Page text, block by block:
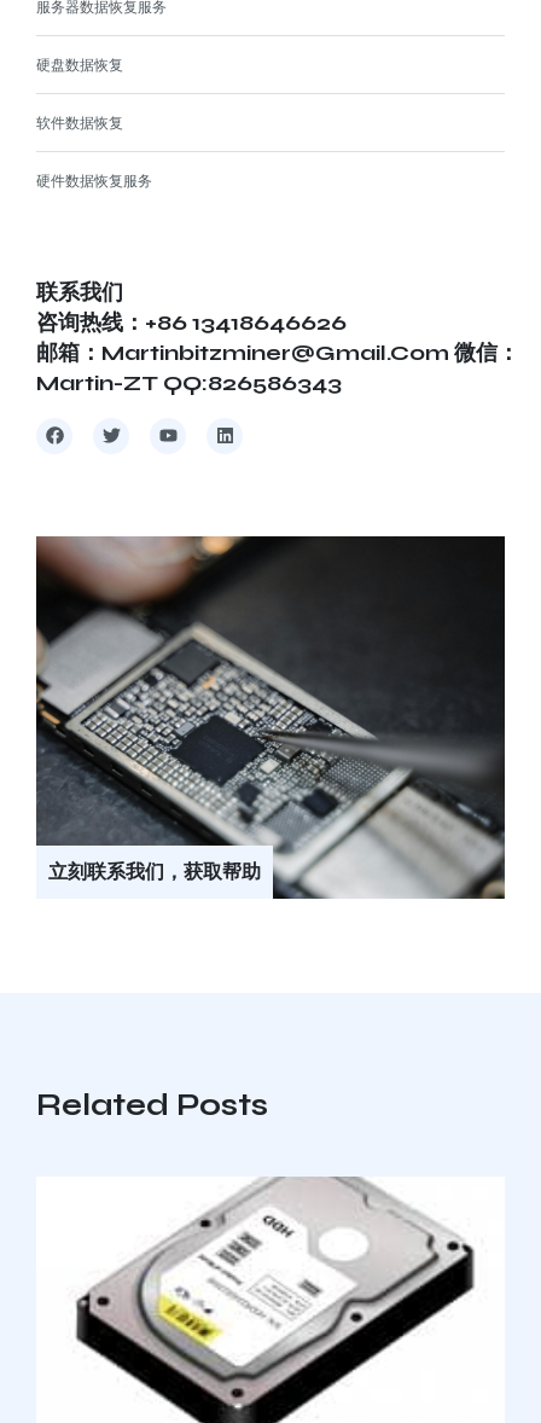
服务器数据恢复服务
硬盘数据恢复
软件数据恢复
硬件数据恢复服务
联系我们
咨询热线：+86 13418646626
邮箱：martinbitzminer@gmail.com 微信：
Martin-ZT QQ:826586343
立刻联系我们，获取帮助
Related Posts